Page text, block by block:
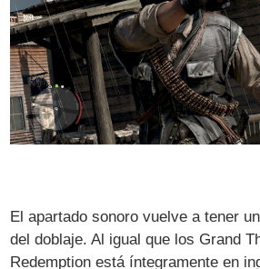
El apartado sonoro vuelve a tener
del doblaje. Al igual que los Grand
Redemption está íntegramente en